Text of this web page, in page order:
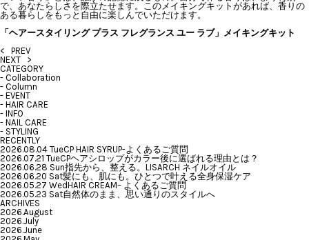
で、あなたらしさを際立たせます。このメイキングキットがあれば、香りの
ある暮らしをもっと自由に楽しんでいただけます。
「ヘアースタイリング プラス フレグランス ユー ラブ」メイキングキット
< PREV
NEXT >
CATEGORY
- Collaboration
- Column
- EVENT
- HAIR CARE
- INFO
- NAIL CARE
- STYLING
RECENTLY
2026.08.04 TueCP HAIR SYRUP-よくあるご質問
2026.07.21 TueCPヘアシロップがカラー後に選ばれる理由とは？
2026.06.28 Sun指先から、整える。LISARCH ネイルオイル
2026.06.20 Sat髪にも、肌にも。ひとつで叶える全身保湿ケア
2026.05.27 WedHAIR CREAM– よくあるご質問
2026.05.23 Sat自然体のまま、思い通りのスタイルへ
ARCHIVES
2026.August
2026.July
2026.June